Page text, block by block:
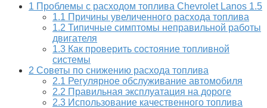
1 Проблемы с расходом топлива Chevrolet Lanos 1.5
1.1 Причины увеличенного расхода топлива
1.2 Типичные симптомы неправильной работы
двигателя
1.3 Как проверить состояние топливной
системы
2 Советы по снижению расхода топлива
2.1 Регулярное обслуживание автомобиля
2.2 Правильная эксплуатация на дороге
2.3 Использование качественного топлива